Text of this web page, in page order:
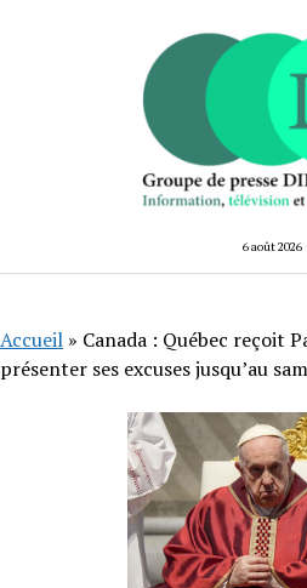
6 août 2026
Accueil » Canada : Québec reçoit
présenter ses excuses jusqu’au